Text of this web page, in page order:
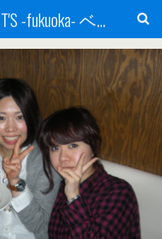
BABYFACE PLANET'S -fukuoka- ベビーフェイスプラネッツ 福岡(ベビフェ福岡)